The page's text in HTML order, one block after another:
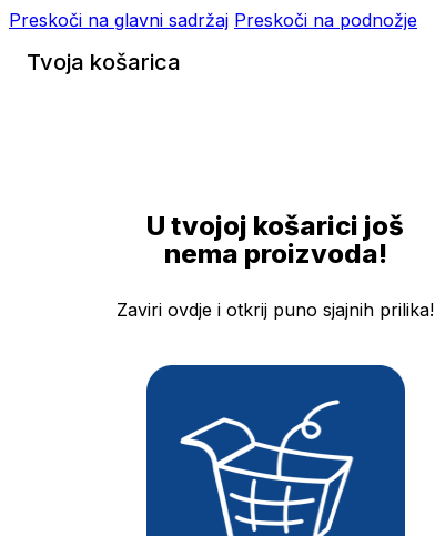
Preskoči na glavni sadržaj Preskoči na podnožje
Tvoja košarica
U tvojoj košarici još
nema proizvoda!
Zaviri ovdje i otkrij puno sjajnih prilika!